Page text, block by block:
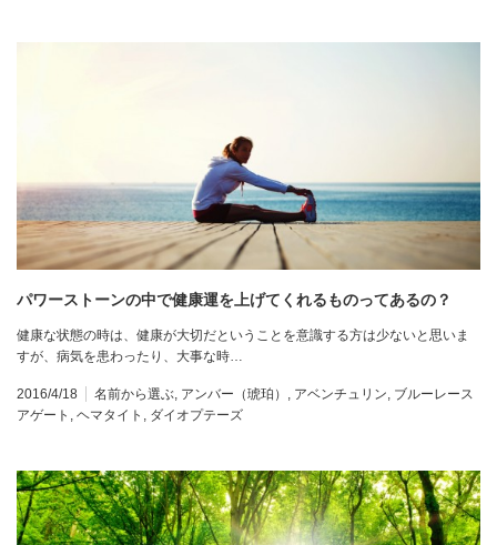
パワーストーンの中で健康運を上げてくれるものってあるの？
健康な状態の時は、健康が大切だということを意識する方は少ないと思いま
すが、病気を患わったり、大事な時…
2016/4/18 名前から選ぶ, アンバー（琥珀） , アベンチュリン, ブルーレース
アゲート , ヘマタイト , ダイオプテーズ